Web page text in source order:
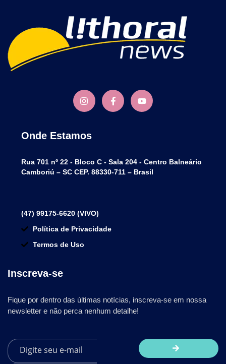
Onde Estamos
Rua 701 nº 22 - Bloco C - Sala 204 - Centro Balneário
Camboriú – SC CEP. 88330-711 – Brasil
(47) 99175-6620 (VIVO)
Política de Privacidade
Termos de Uso
Inscreva-se
Fique por dentro das últimas notícias, inscreva-se em nossa
newsletter e não perca nenhum detalhe!